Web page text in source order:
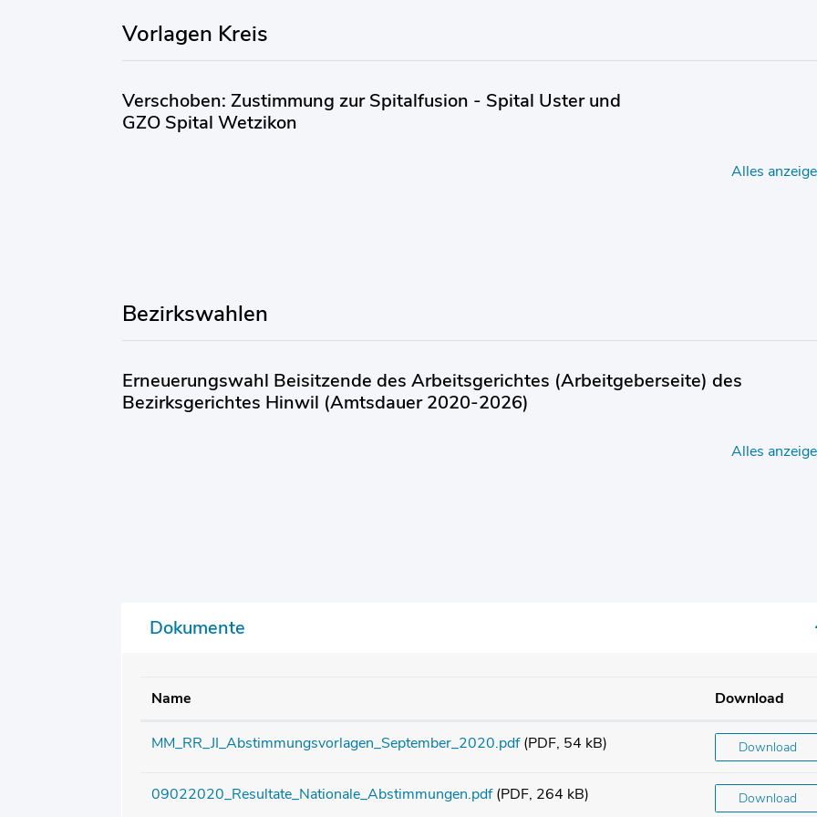
Vorlagen Kreis
Verschoben: Zustimmung zur Spitalfusion - Spital Uster und
GZO Spital Wetzikon
Alles
Bezirkswahlen
Erneuerungswahl Beisitzende des Arbeitsgerichtes (Arbeitgeberseite) des
Bezirksgerichtes Hinwil (Amtsdauer 2020-2026)
Alles
Dokumente
Name Download
MM_RR_JI_Abstimmungsvorlagen_September_2020.pdf (PDF, 54 kB) Download
09022020_Resultate_Nationale_Abstimmungen.pdf (PDF, 264 kB) Download